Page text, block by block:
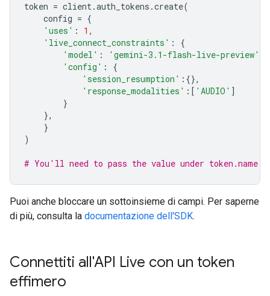
token = client.auth_tokens .create(
config = {
'uses' : 1 ,
'live_connect_constraints' :
{
'model' : 'gemini-3.1-flash-live-preview'
'config' :
{
'session_resumption' :{},
'response_modalities' :[ 'AUDIO' ]
}
},
}
)
# You'll need to pass the value under
Puoi anche bloccare un sottoinsieme di campi. Per saperne
di più, consulta la documentazione dell'SDK.
Connettiti all'API Live con un token
effimero